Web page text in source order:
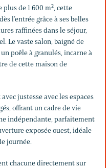
de 1 600 m², cette
l’entrée grâce à ses belles
raffinées dans le séjour,
Le vaste salon, baigné de
poêle à granulés, incarne à
de cette maison de
justesse avec les espaces
offrant un cadre de vie
indépendante, parfaitement
exposée ouest, idéale
journée.
chacune directement sur